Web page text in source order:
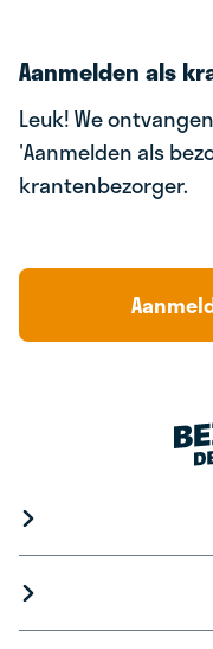
Aanmelden als
Leuk! We
'Aanmelden als
krantenbezorger.